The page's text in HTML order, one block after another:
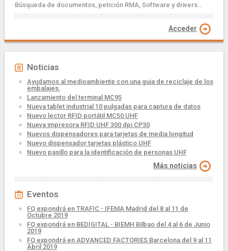
Búsqueda de documentos, petición RMA, Software y drivers...
Acceder
Noticias
Ayudamos al medioambiente con una guia de reciclaje de los
embalajes.
Lanzamiento del terminal MC95
Nueva tablet industrial 10 pulgadas para captura de datos
Nuevo lector RFID portátil MC50 UHF
Nueva impresora RFID UHF 300 dpi CP30
Nuevos dispensadores para tarjetas de media longitud
Nuevo dispensador tarjetas plástico UHF
Nuevo pasillo para la identificación de personas UHF
Más noticias
Eventos
FQ expondrá en TRAFIC - IFEMA Madrid del 8 al 11 de
Octubre 2019
FQ expondrá en BEDIGITAL - BIEMH Bilbao del 4 al 6 de Junio
2019
FQ expondrá en ADVANCED FACTORIES Barcelona del 9 al 11
Abril 2019